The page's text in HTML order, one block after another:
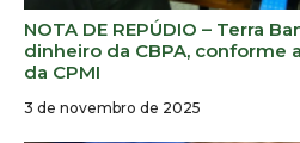
NOTA DE REPÚDIO – Terra
dinheiro da CBPA, conforme
da CPMI
3 de novembro de 2025